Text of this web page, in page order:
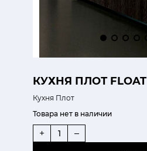
КУХНЯ ПЛОТ FLOAT
Кухня Плот
Товара нет в наличии
+ –